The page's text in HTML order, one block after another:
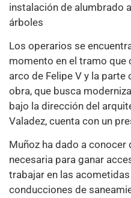
instalación de alumbrado
árboles
Los operarios se
momento en el tramo que
arco de Felipe V y la parte
obra, que busca
bajo la dirección del
Valadez, cuenta con un
Muñoz ha dado a conocer
necesaria para ganar
trabajar en las
conducciones de